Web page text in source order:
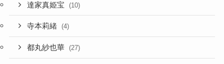
達家真姫宝 (10)
寺本莉緒 (4)
都丸紗也華 (27)